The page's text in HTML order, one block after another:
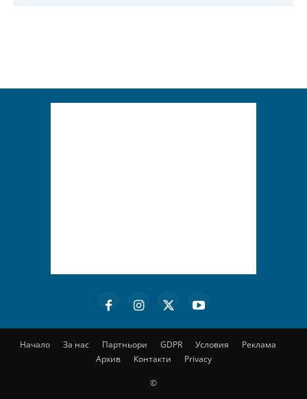
Начало За нас Партньори GDPR Условия
Реклама
Архив
Контакти Privacy
©